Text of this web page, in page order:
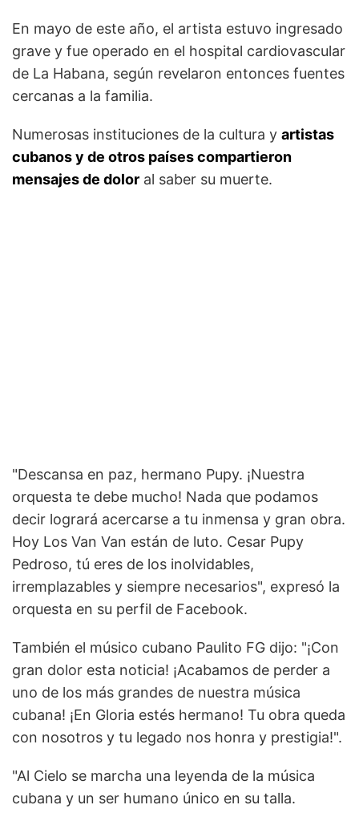
En mayo de este año, el artista estuvo ingresado
grave y fue operado en el hospital cardiovascular
de La Habana, según revelaron entonces fuentes
cercanas a la familia.
Numerosas instituciones de la cultura y artistas
cubanos y de otros países compartieron
mensajes de dolor al saber su muerte.
"Descansa en paz, hermano Pupy. ¡Nuestra
orquesta te debe mucho! Nada que podamos
decir logrará acercarse a tu inmensa y gran obra.
Hoy Los Van Van están de luto. Cesar Pupy
Pedroso, tú eres de los inolvidables,
irremplazables y siempre necesarios", expresó la
orquesta en su perfil de Facebook.
También el músico cubano Paulito FG dijo: "¡Con
gran dolor esta noticia! ¡Acabamos de perder a
uno de los más grandes de nuestra música
cubana! ¡En Gloria estés hermano! Tu obra queda
con nosotros y tu legado nos honra y prestigia!".
"Al Cielo se marcha una leyenda de la música
cubana y un ser humano único en su talla.